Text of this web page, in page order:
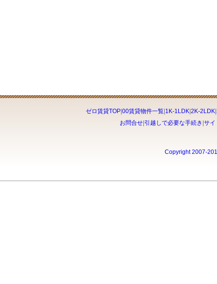
ゼロ賃貸TOP| 00賃貸物件一覧| 1K-1LDK| 2K-2LDK|
お問合せ 引越しで必要な手続き サイ
Copyright 2007-